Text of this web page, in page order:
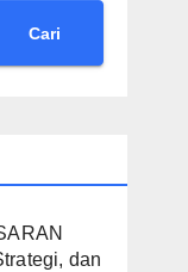
Cari
dan